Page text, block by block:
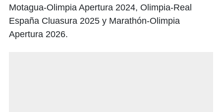
Motagua-Olimpia Apertura 2024, Olimpia-Real
España Cluasura 2025 y Marathón-Olimpia
Apertura 2026.